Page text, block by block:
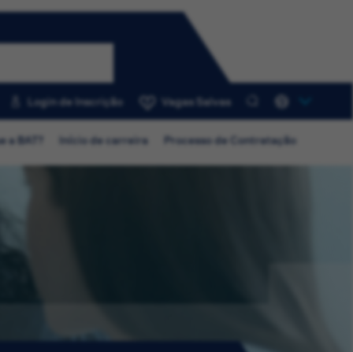
Login de Inscrição Vagas Salvas
a BAT? Início de carreira Processo de Contratação